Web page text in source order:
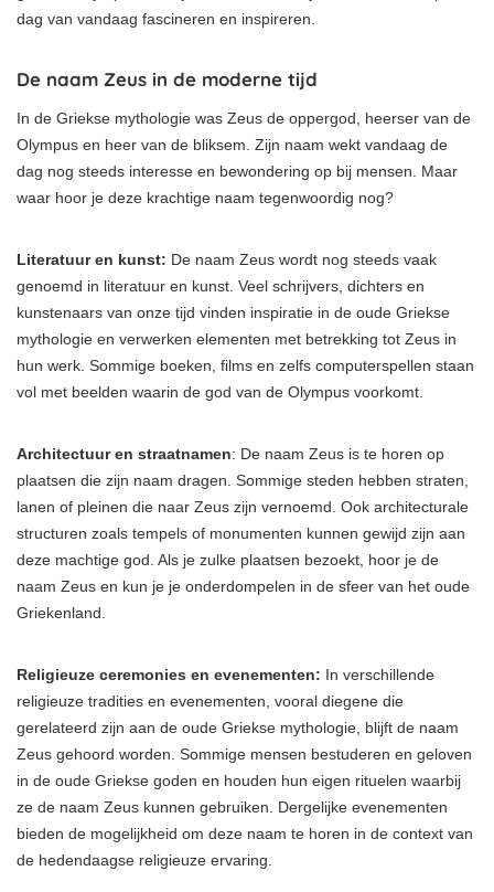
dag van vandaag fascineren en inspireren.
De naam Zeus in de moderne tijd
In de Griekse mythologie was Zeus de oppergod, heerser van de
Olympus en heer van de bliksem. Zijn naam wekt vandaag de
dag nog steeds interesse en bewondering op bij mensen. Maar
waar hoor je deze krachtige naam tegenwoordig nog?
Literatuur en kunst: De naam Zeus wordt nog steeds vaak
genoemd in literatuur en kunst. Veel schrijvers, dichters en
kunstenaars van onze tijd vinden inspiratie in de oude Griekse
mythologie en verwerken elementen met betrekking tot Zeus in
hun werk. Sommige boeken, films en zelfs computerspellen staan
vol met beelden waarin de god van de Olympus voorkomt.
Architectuur en straatnamen: De naam Zeus is te horen op
plaatsen die zijn naam dragen. Sommige steden hebben straten,
lanen of pleinen die naar Zeus zijn vernoemd. Ook architecturale
structuren zoals tempels of monumenten kunnen gewijd zijn aan
deze machtige god. Als je zulke plaatsen bezoekt, hoor je de
naam Zeus en kun je je onderdompelen in de sfeer van het oude
Griekenland.
Religieuze ceremonies en evenementen: In verschillende
religieuze tradities en evenementen, vooral diegene die
gerelateerd zijn aan de oude Griekse mythologie, blijft de naam
Zeus gehoord worden. Sommige mensen bestuderen en geloven
in de oude Griekse goden en houden hun eigen rituelen waarbij
ze de naam Zeus kunnen gebruiken. Dergelijke evenementen
bieden de mogelijkheid om deze naam te horen in de context van
de hedendaagse religieuze ervaring.